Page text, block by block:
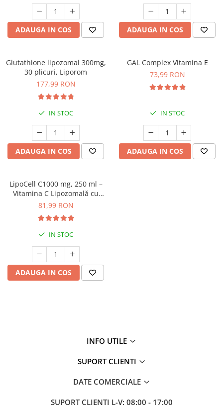
ADAUGA IN COS ADAUGA IN COS
Glutathione lipozomal 300mg,
30 plicuri, Liporom
177,99 RON
IN STOC
ADAUGA IN COS
GAL Complex Vitamina E
73,99 RON
IN STOC
ADAUGA IN COS
LipoCell C1000 mg, 250 ml –
Vitamina C Lipozomală cu
Bioflavonoide
81,99 RON
IN STOC
ADAUGA IN COS
INFO UTILE
SUPORT CLIENTI
DATE COMERCIALE
SUPORT CLIENTI L-V: 08:00 - 17:00